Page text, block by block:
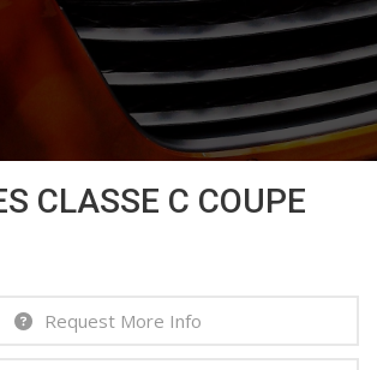
CLASSE C COUPE
Request More Info